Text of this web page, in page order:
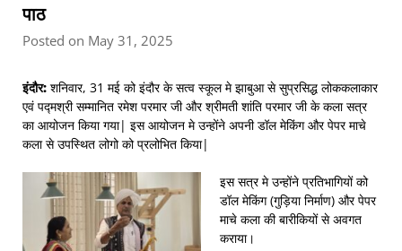
पाठ
Posted on May 31, 2025
इंदौर: शनिवार, 31 मई को इंदौर के सत्व स्कूल मे झाबुआ से सुप्रसिद्ध लोककलाकार
एवं पद्मश्री सम्मानित रमेश परमार जी और श्रीमती शांति परमार जी के कला सत्र
का आयोजन किया गया| इस आयोजन मे उन्होंने अपनी डॉल मेकिंग और पेपर माचे
कला से उपस्थित लोगो को प्रलोभित किया|
इस सत्र मे उन्होंने प्रतिभागियों को
डॉल मेकिंग (गुड़िया निर्माण) और पेपर
माचे कला की बारीकियों से अवगत
कराया।